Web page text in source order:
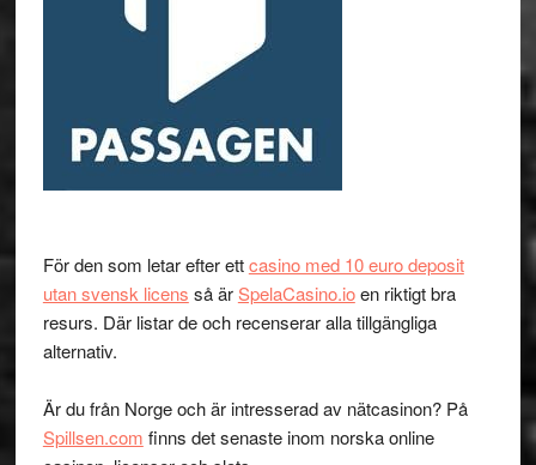
För den som letar efter ettcasino med 10 euro deposit
utan svensk licens så ärSpelaCasino.ioen riktigt bra
resurs. Där listar de och recenserar alla tillgängliga
alternativ.
Är du från Norge och är intresserad av nätcasinon? På
Spillsen.com finns det senaste inom norska online